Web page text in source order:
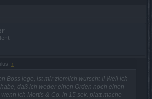
↑
Boss lege, ist mir ziemlich wurscht !! Weil ich
daß ich weder einen Orden noch einen
ich Mortis & Co. in 15 sek. platt mache